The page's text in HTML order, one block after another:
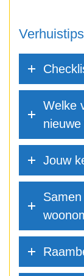
Verhuistips
Welke
Jouw